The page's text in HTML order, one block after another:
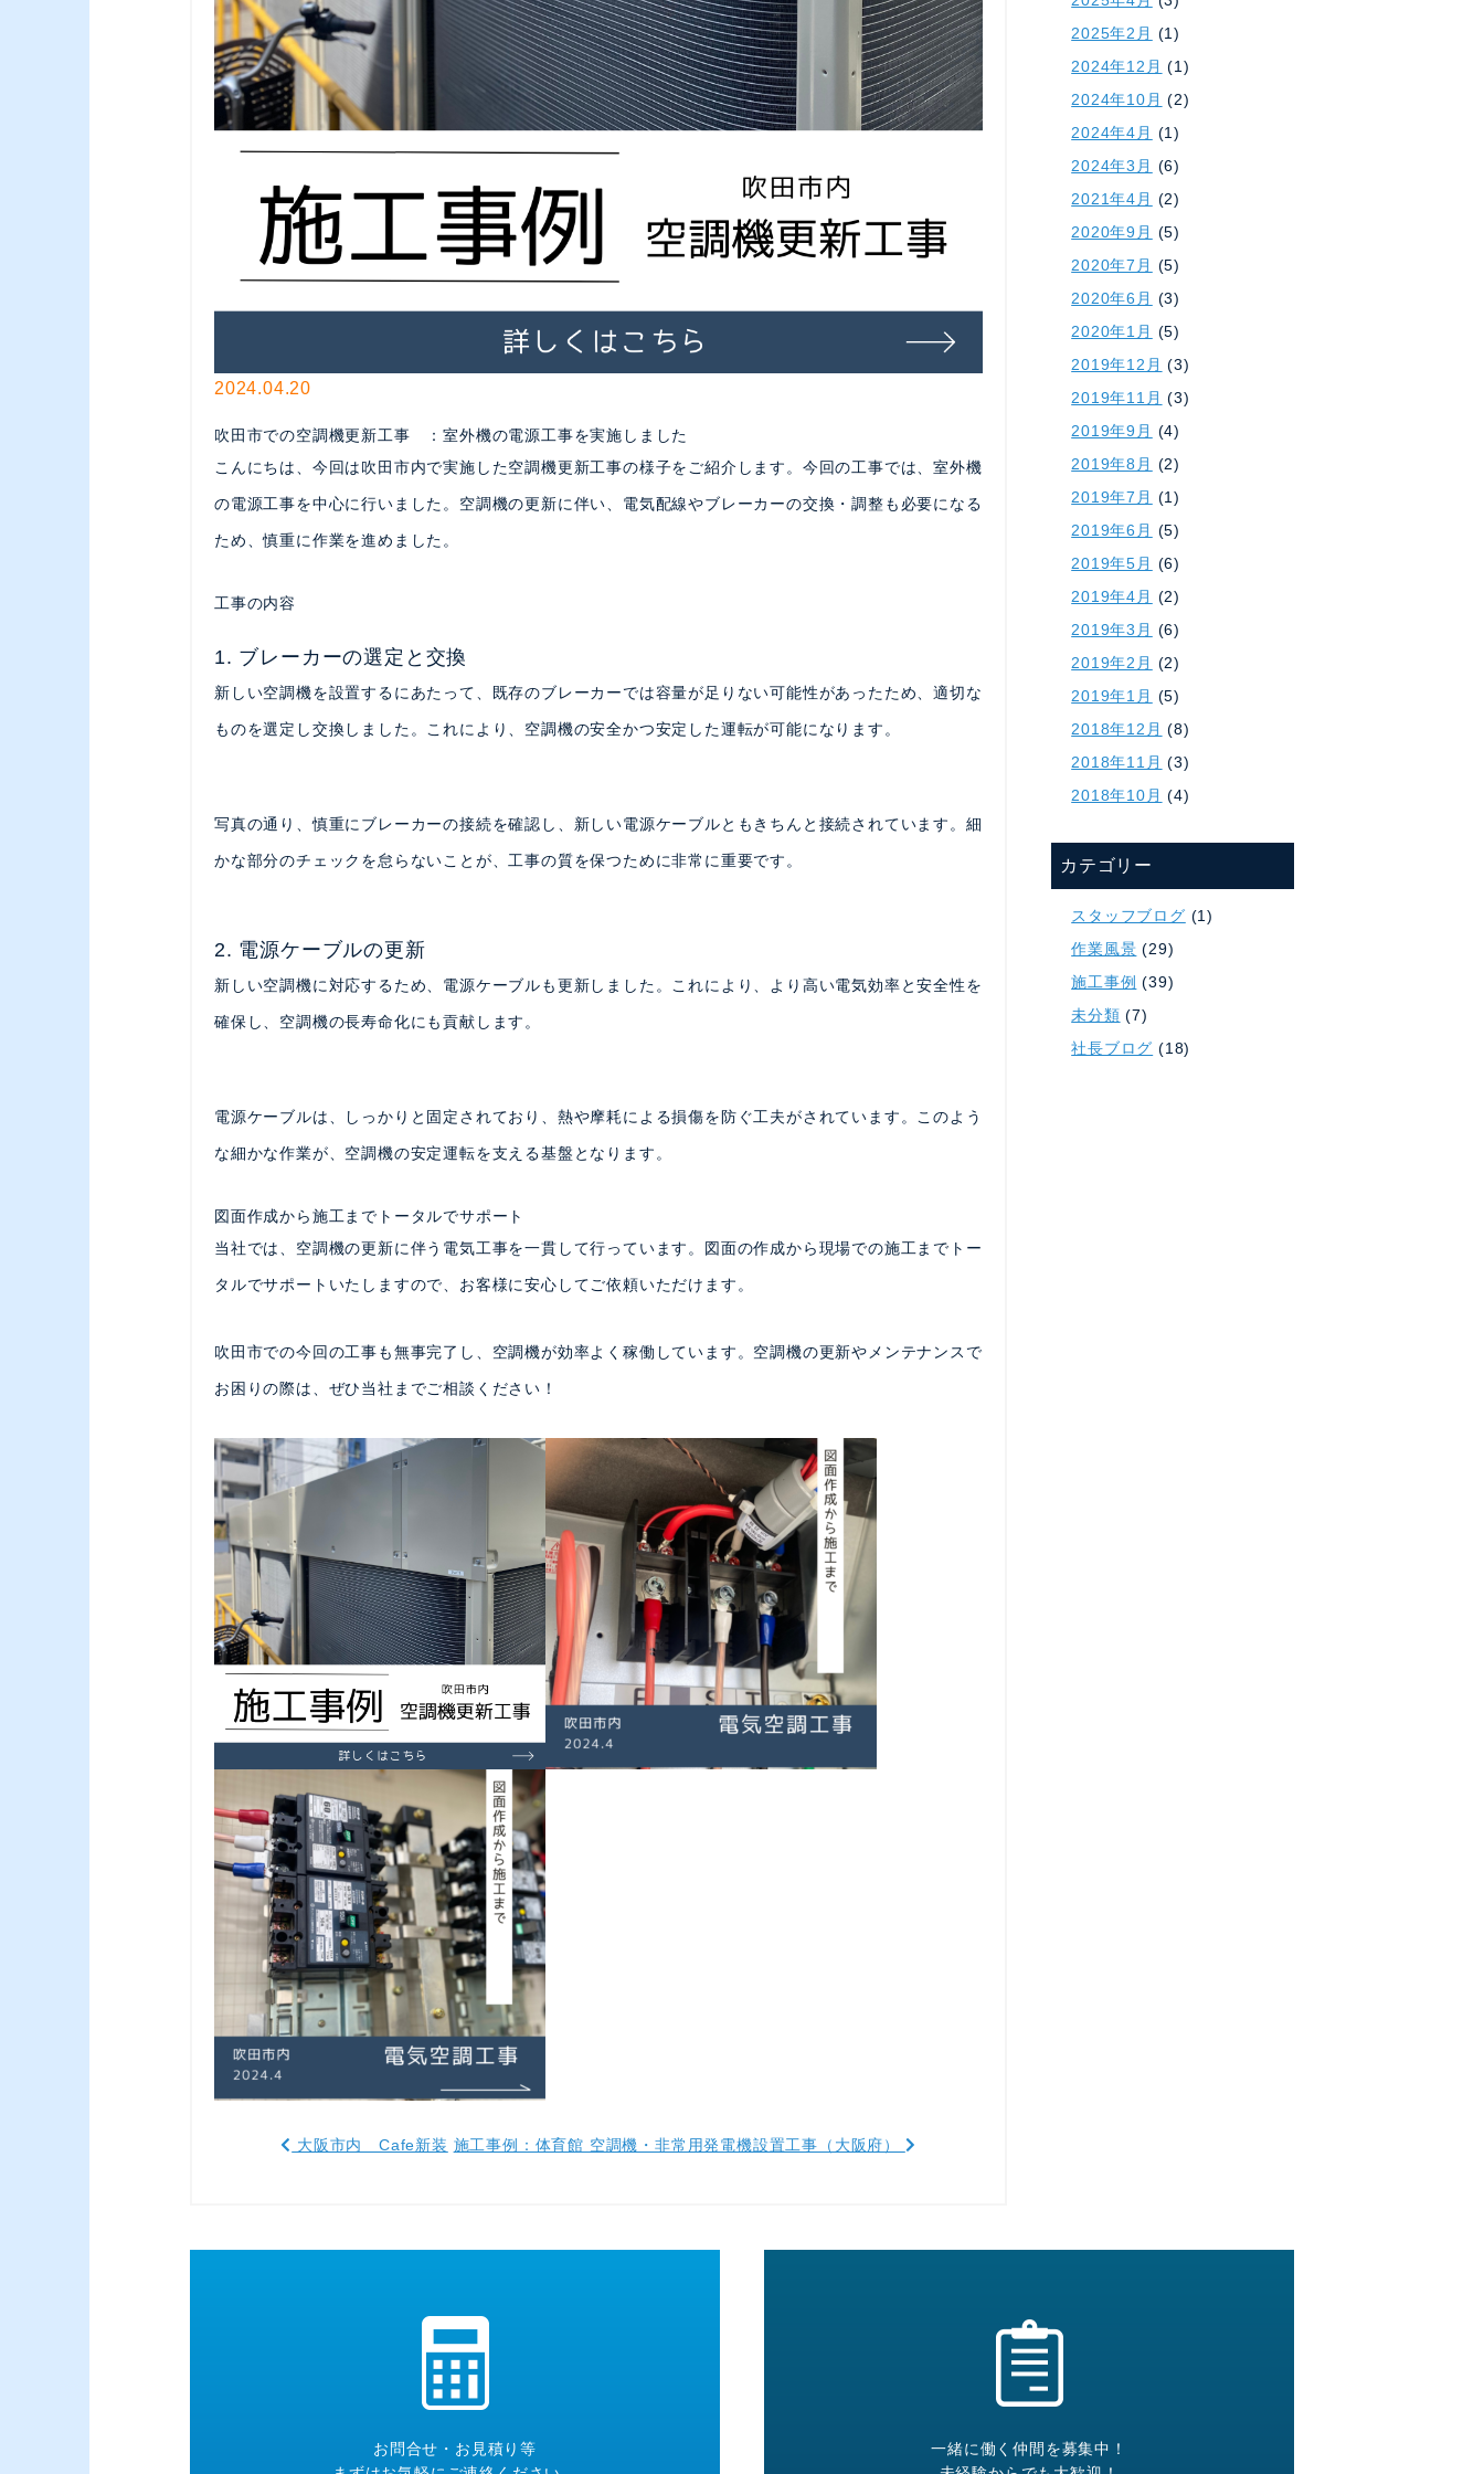
2024.04.20
吹田市での空調機更新工事 ：室外機の電源工事を実施しました
こんにちは、今回は吹田市内で実施した空調機更新工事の様子をご紹介します。今回の工事では、室外機
の電源工事を中心に行いました。空調機の更新に伴い、電気配線やブレーカーの交換・調整も必要になる
ため、慎重に作業を進めました。
工事の内容
1. ブレーカーの選定と交換
新しい空調機を設置するにあたって、既存のブレーカーでは容量が足りない可能性があったため、適切な
ものを選定し交換しました。これにより、空調機の安全かつ安定した運転が可能になります。
写真の通り、慎重にブレーカーの接続を確認し、新しい電源ケーブルともきちんと接続されています。細
かな部分のチェックを怠らないことが、工事の質を保つために非常に重要です。
2. 電源ケーブルの更新
新しい空調機に対応するため、電源ケーブルも更新しました。これにより、より高い電気効率と安全性を
確保し、空調機の長寿命化にも貢献します。
電源ケーブルは、しっかりと固定されており、熱や摩耗による損傷を防ぐ工夫がされています。このよう
な細かな作業が、空調機の安定運転を支える基盤となります。
図面作成から施工までトータルでサポート
当社では、空調機の更新に伴う電気工事を一貫して行っています。図面の作成から現場での施工までトー
タルでサポートいたしますので、お客様に安心してご依頼いただけます。
吹田市での今回の工事も無事完了し、空調機が効率よく稼働しています。空調機の更新やメンテナンスで
お困りの際は、ぜひ当社までご相談ください！
大阪市内 Cafe新装 施工事例：体育館 空調機・非常用発電機設置工事（大阪府）
2025年2月 (1)
2024年12月 (1)
2024年10月 (2)
2024年4月 (1)
2024年3月 (6)
2021年4月 (2)
2020年9月 (5)
2020年7月 (5)
2020年6月 (3)
2020年1月 (5)
2019年12月 (3)
2019年11月 (3)
2019年9月 (4)
2019年8月 (2)
2019年7月 (1)
2019年6月 (5)
2019年5月 (6)
2019年4月 (2)
2019年3月 (6)
2019年2月 (2)
2019年1月 (5)
2018年12月 (8)
2018年11月 (3)
2018年10月 (4)
カテゴリー
スタッフブログ (1)
作業風景 (29)
施工事例 (39)
未分類 (7)
社長ブログ (18)
お問合せ・お見積り等
一緒に働く仲間を募集中！